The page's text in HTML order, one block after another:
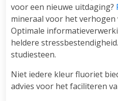
voor een nieuwe uitdaging?
mineraal voor het
Optimale
heldere
studiesteen.
Niet iedere kleur fluoriet
advies voor het faciliteren